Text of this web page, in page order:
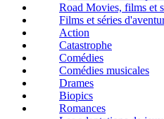
Road Movies, films et
Films et séries
Action
Catastrophe
Comédies
Comédies musicales
Drames
Biopics
Romances